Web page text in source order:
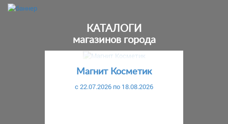
КАТАЛОГИ
магазинов города
Магнит Косметик
c 22.07.2026 по 18.08.2026